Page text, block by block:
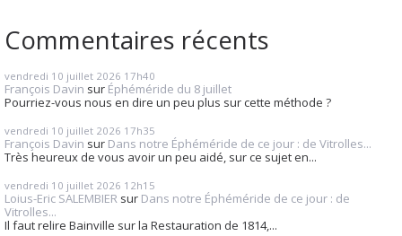
Commentaires récents
vendredi 10 juillet 2026 17h40
François Davin sur Éphéméride du 8 juillet
Pourriez-vous nous en dire un peu plus sur cette méthode ?
vendredi 10 juillet 2026 17h35
François Davin sur Dans notre Éphéméride de ce jour : de Vitrolles...
Très heureux de vous avoir un peu aidé, sur ce sujet en...
vendredi 10 juillet 2026 12h15
Loius-Eric SALEMBIER sur Dans notre Éphéméride de ce jour : de
Vitrolles...
Il faut relire Bainville sur la Restauration de 1814,...